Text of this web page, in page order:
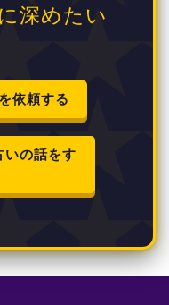
深めたい
依頼する
いの話をす